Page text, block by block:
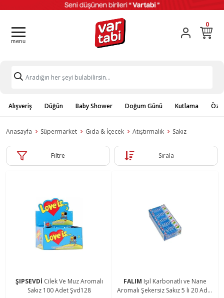
0
Alışveriş Düğün Baby Shower Doğum Günü Kutlama
Anasayfa Süpermarket Gıda & İçecek Atıştırmalık Sakız
Filtre Sırala
ŞIPSEVDİ Cilek Ve Muz Aromalı
Sakız 100 Adet Şvd128
FALIM Işıl Karbonatlı ve Nane
Aromalı Şekersiz Sakız 5 li 20 Adet